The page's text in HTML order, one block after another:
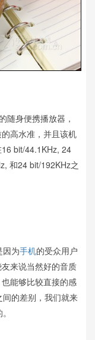
身便携播放器，
高水准，并且该机
bit/44.1KHz, 24
和24 bit/192KHz之
为手机的受众用户
来说当然好的音质
能够比较直接的感
的差别，我们就来